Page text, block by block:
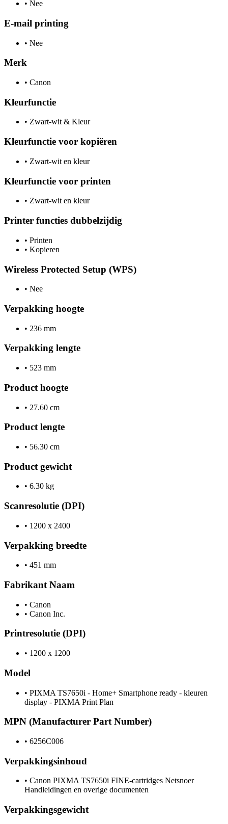
• Nee
E-mail printing
• Nee
Merk
• Canon
Kleurfunctie
• Zwart-wit & Kleur
Kleurfunctie voor kopiëren
• Zwart-wit en kleur
Kleurfunctie voor printen
• Zwart-wit en kleur
Printer functies dubbelzijdig
• Printen
• Kopieren
Wireless Protected Setup (WPS)
• Nee
Verpakking hoogte
• 236 mm
Verpakking lengte
• 523 mm
Product hoogte
• 27.60 cm
Product lengte
• 56.30 cm
Product gewicht
• 6.30 kg
Scanresolutie (DPI)
• 1200 x 2400
Verpakking breedte
• 451 mm
Fabrikant Naam
• Canon
• Canon Inc.
Printresolutie (DPI)
• 1200 x 1200
Model
• PIXMA TS7650i - Home+ Smartphone ready - kleuren
display - PIXMA Print Plan
MPN (Manufacturer Part Number)
• 6256C006
Verpakkingsinhoud
• Canon PIXMA TS7650i FINE-cartridges Netsnoer
Handleidingen en overige documenten
Verpakkingsgewicht